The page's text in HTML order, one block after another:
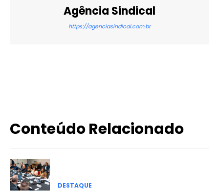
Agência Sindical
https://agenciasindical.com.br
Conteúdo Relacionado
DESTAQUE